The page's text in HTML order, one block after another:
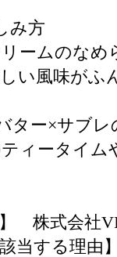
み方
ームのなめ
い風味がふ
ター×サブ
ィータイム
】 株式会社
該当する理